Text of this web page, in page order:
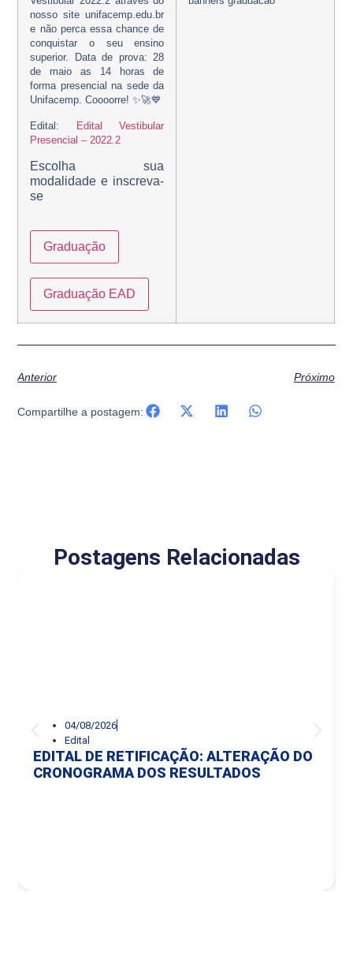
nosso site unifacemp.edu.br
e não perca essa chance de
conquistar o seu ensino
superior. Data de prova: 28
de maio as 14 horas de
forma presencial na sede da
Unifacemp. Coooorre! ✨🚀💙
Edital:
Edital Vestibular
Presencial – 2022.2
Escolha sua
modalidade e inscreva-
se
Graduação
Graduação EAD
Anterior Próximo
Compartilhe a postagem:
Postagens Relacionadas
04/08/2026
Edital
EDITAL DE RETIFICAÇÃO: ALTERAÇÃO DO
CRONOGRAMA DOS RESULTADOS